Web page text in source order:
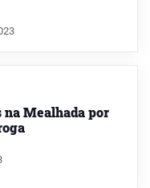
na Mealhada por